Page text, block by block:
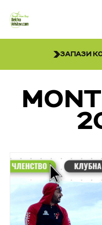
ЗАПАЗИ